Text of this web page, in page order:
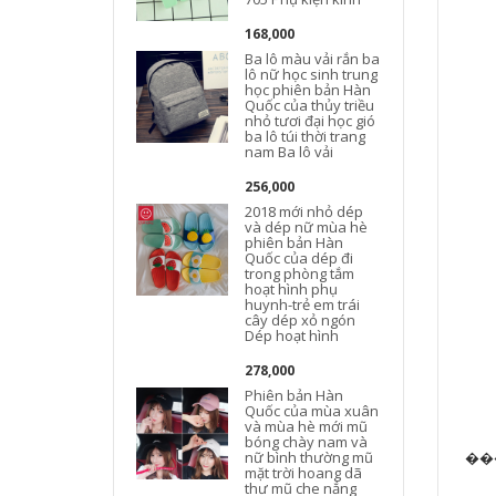
168,000
Ba lô màu vải rắn ba
lô nữ học sinh trung
học phiên bản Hàn
Quốc của thủy triều
nhỏ tươi đại học gió
ba lô túi thời trang
nam Ba lô vải
256,000
2018 mới nhỏ dép
và dép nữ mùa hè
phiên bản Hàn
Quốc của dép đi
trong phòng tắm
hoạt hình phụ
huynh-trẻ em trái
cây dép xỏ ngón
Dép hoạt hình
278,000
Phiên bản Hàn
Quốc của mùa xuân
và mùa hè mới mũ
bóng chày nam và
nữ bình thường mũ
mặt trời hoang dã
thư mũ che nắng